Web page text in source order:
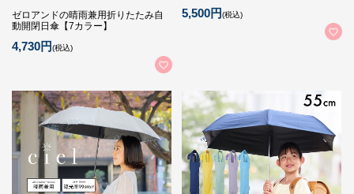
ゼロアンドの晴雨兼用折りたたみ自
動開閉日傘【7カラー】
4,730円(税込)
5,500円(税込)